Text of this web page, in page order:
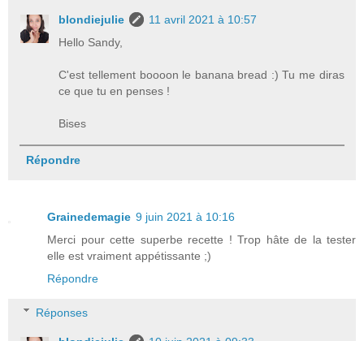
blondiejulie
11 avril 2021 à 10:57
Hello Sandy,
C'est tellement boooon le banana bread :) Tu me diras
ce que tu en penses !
Bises
Répondre
Grainedemagie 9 juin 2021 à 10:16
Merci pour cette superbe recette ! Trop hâte de la tester
elle est vraiment appétissante ;)
Répondre
Réponses